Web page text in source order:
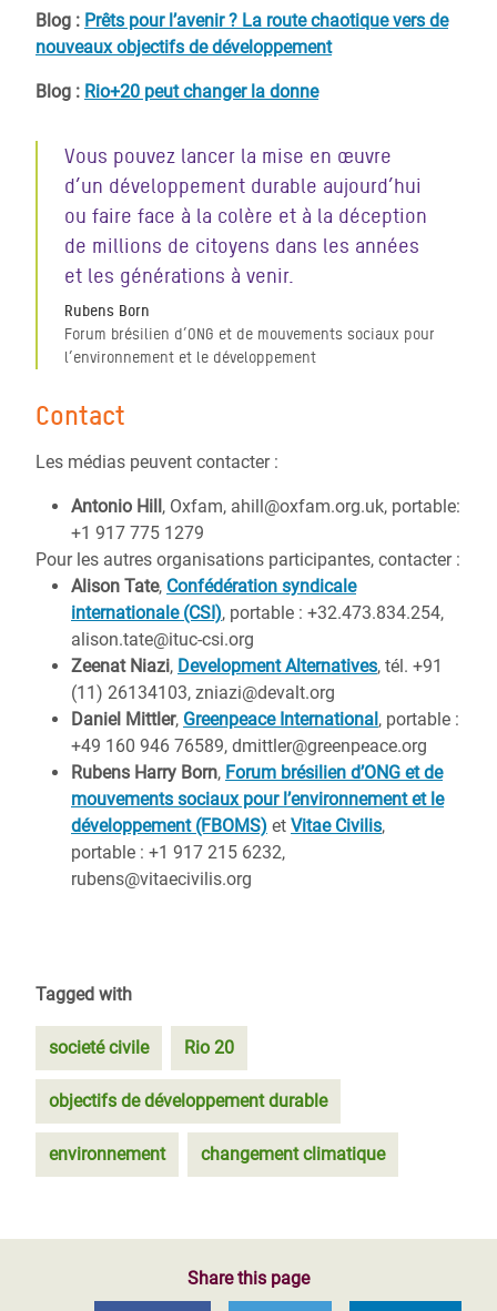
Blog : Prêts pour l’avenir ? La route chaotique vers de
nouveaux objectifs de développement
Blog : Rio+20 peut changer la donne
Vous pouvez lancer la mise en œuvre
d’un développement durable aujourd’hui
ou faire face à la colère et à la déception
de millions de citoyens dans les années
et les générations à venir.
Rubens Born
Forum brésilien d’ONG et de mouvements sociaux pour
l’environnement et le développement
Contact
Les médias peuvent contacter :
Antonio Hill, Oxfam, ahill@oxfam.org.uk, portable:
+1 917 775 1279
Pour les autres organisations participantes, contacter :
Alison Tate, Confédération syndicale
internationale (CSI), portable : +32.473.834.254,
alison.tate@ituc-csi.org
Zeenat Niazi, Development Alternatives, tél. +91
(11) 26134103, zniazi@devalt.org
Daniel Mittler, Greenpeace International, portable :
+49 160 946 76589, dmittler@greenpeace.org
Rubens Harry Born, Forum brésilien d’ONG et de
mouvements sociaux pour l’environnement et le
développement (FBOMS) et Vitae Civilis,
portable : +1 917 215 6232,
rubens@vitaecivilis.org
Tagged with
societé civile Rio 20
objectifs de développement durable
environnement changement climatique
Share this page